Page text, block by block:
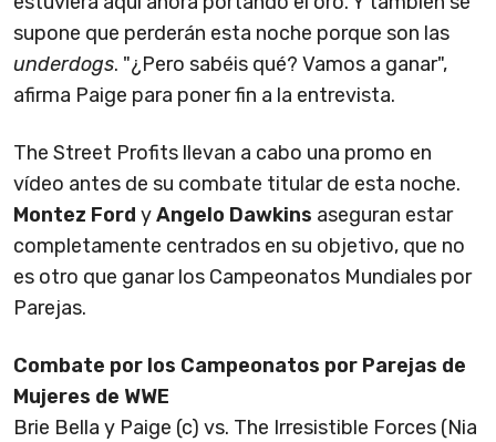
supone que perderán esta noche porque son las
underdogs. "¿Pero sabéis qué? Vamos a ganar",
afirma Paige para poner fin a la entrevista.
The Street Profits llevan a cabo una promo en
vídeo antes de su combate titular de esta noche.
Montez Ford yAngelo Dawkins aseguran estar
completamente centrados en su objetivo, que no
es otro que ganar los Campeonatos Mundiales por
Parejas.
Combate por los Campeonatos por Parejas de
Mujeres de WWE
Brie Bella y Paige (c) vs. The Irresistible Forces (Nia